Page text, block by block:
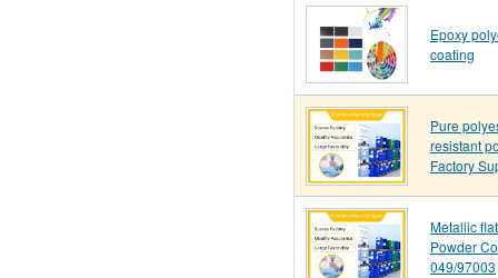
Epoxy
coating
Pure
resistant
Factory
Metallic
Powder
049/97003